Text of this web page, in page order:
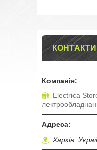
КОНТАКТИ
Electrica
Харків,